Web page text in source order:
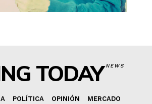
TODAYNEWS
POLÍTICA OPINIÓN
MERCADO